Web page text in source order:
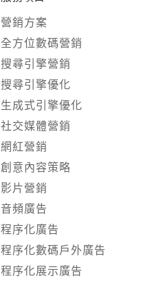
營銷方案
全方位數碼營銷
搜尋引擎營銷
搜尋引擎優化
生成式引擎優化
社交媒體營銷
網紅營銷
創意內容策略
影片營銷
音頻廣告
程序化廣告
程序化數碼戶外廣告
程序化展示廣告